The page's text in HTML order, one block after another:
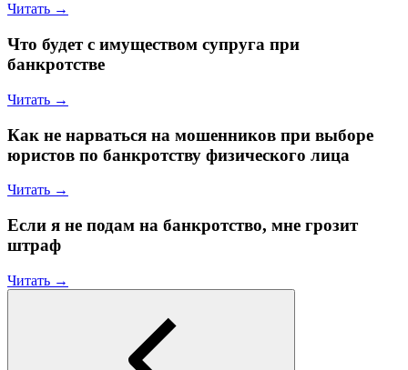
Читать →
Что будет с имуществом супруга при
банкротстве
Читать →
Как не нарваться на мошенников при выборе
юристов по банкротству физического лица
Читать →
Если я не подам на банкротство, мне грозит
штраф
Читать →